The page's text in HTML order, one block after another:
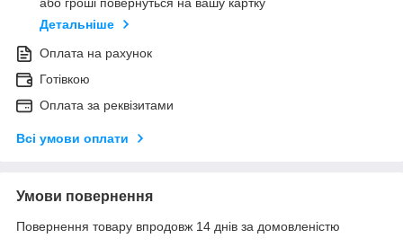
або гроші повернуться на вашу картку
Детальніше
Оплата на рахунок
Готівкою
Оплата за реквізитами
Всі умови оплати
Умови повернення
Повернення товару впродовж 14 днів за домовленістю